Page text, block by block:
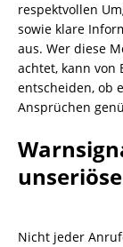
respektvollen
sowie klare
aus. Wer diese
achtet, kann von
entscheiden, ob
Ansprüchen
Nicht jeder